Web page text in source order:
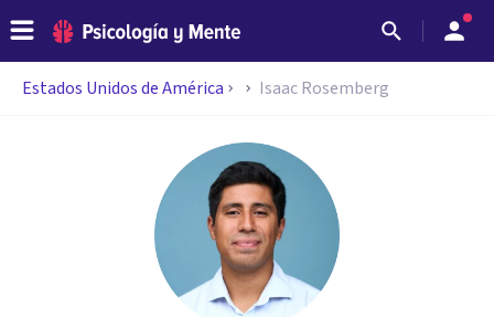
Estados Unidos de América Isaac Rosemberg